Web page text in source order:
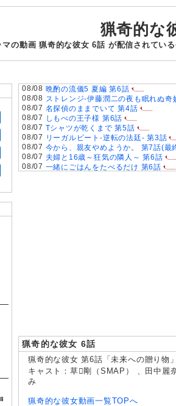
猟奇的な
マの動画 猟奇的な彼女 6話 が配信されてい
08/08 晩酌の流儀5 夏編 第6話
08/08 ストレンジ-伊藤潤二の夜も眠れぬ奇
08/07 名探偵のままでいて 第4話
08/07
しもべの王子様 第6話
08/07 Tシャツが乾くまで 第5話
08/07
リーガルビート-逆転の法廷- 第3話
08/07 今から、親友やめようか。 第7話(最
08/07 夫婦と16歳～狂気の隣人～ 第6話
08/07 一緒にごはんをたべるだけ 第6話
猟奇的な彼女 6話
猟奇的な彼女 第6話「未来への贈り物」
キャスト：草剛（SMAP） 、田中麗
み
猟奇的な彼女動画一覧TOPへ